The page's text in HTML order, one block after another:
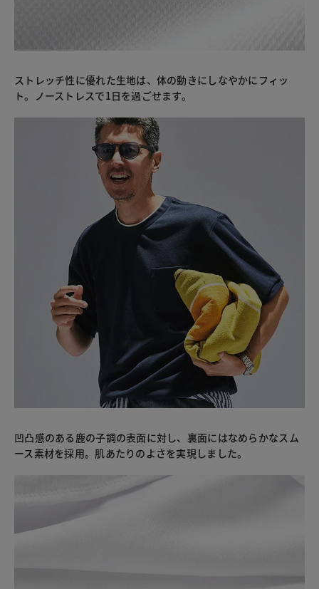
ストレッチ性に優れた生地は、体の動きにしなやかにフィッ
ト。ノーストレスで1日を過ごせます。
凹凸感のある鹿の子調の表面に対し、裏面にはなめらかなスム
ース素材を採用。肌あたりのよさを実現しました。